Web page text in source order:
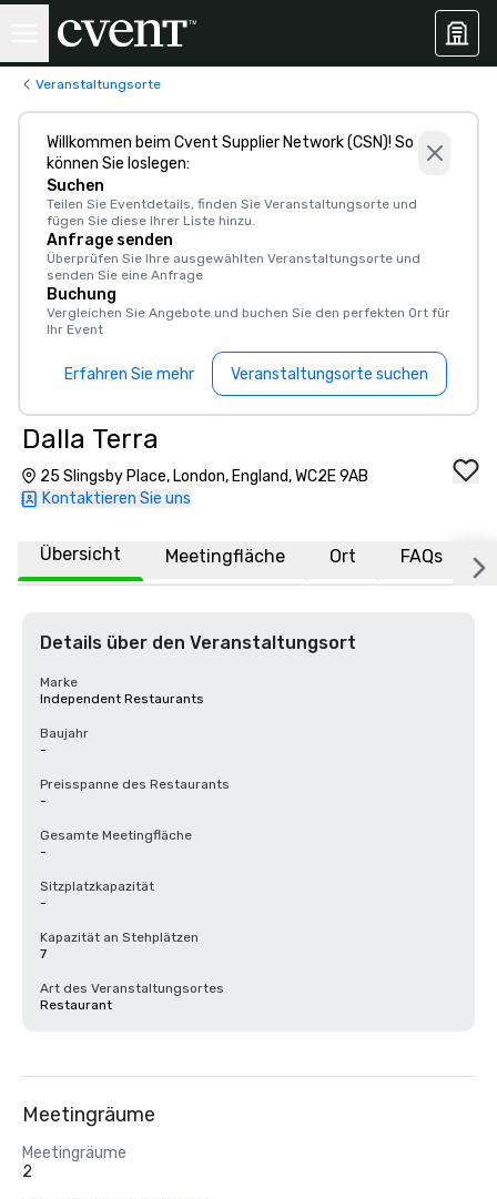
Veranstaltungsorte
Willkommen beim Cvent Supplier Network (CSN)! So
können Sie loslegen:
Suchen
Teilen Sie Eventdetails, finden Sie Veranstaltungsorte und
fügen Sie diese Ihrer Liste hinzu.
Anfrage senden
Überprüfen Sie Ihre ausgewählten Veranstaltungsorte und
senden Sie eine Anfrage
Buchung
Vergleichen Sie Angebote und buchen Sie den perfekten Ort für
Ihr Event
Erfahren Sie mehr Veranstaltungsorte suchen
Dalla Terra
25 Slingsby Place, London, England, WC2E 9AB
Kontaktieren Sie uns
Übersicht Meetingfläche Ort FAQs
Details über den Veranstaltungsort
Marke
Independent Restaurants
Baujahr
-
Preisspanne des Restaurants
-
Gesamte Meetingfläche
-
Sitzplatzkapazität
-
Kapazität an Stehplätzen
7
Art des Veranstaltungsortes
Restaurant
Meetingräume
Meetingräume
2